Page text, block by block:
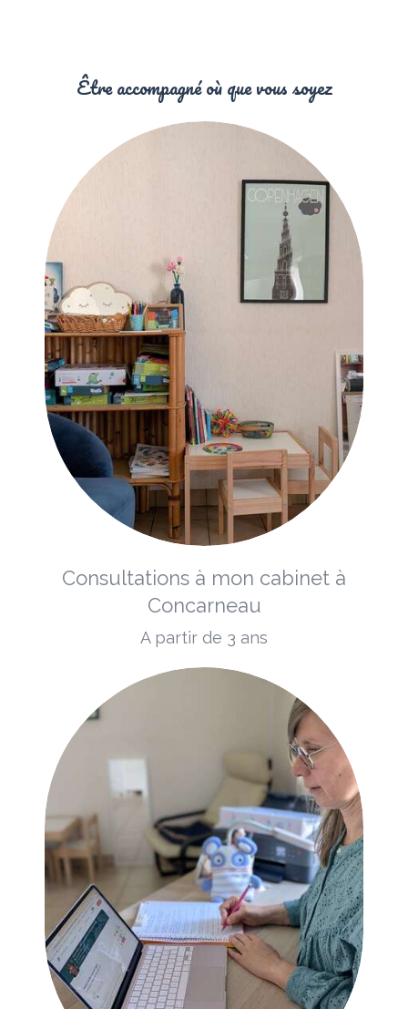
Être accompagné où que vous soyez
Consultations à mon cabinet à
Concarneau
A partir de 3 ans